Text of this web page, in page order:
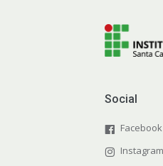
Social
Facebook
Instagram